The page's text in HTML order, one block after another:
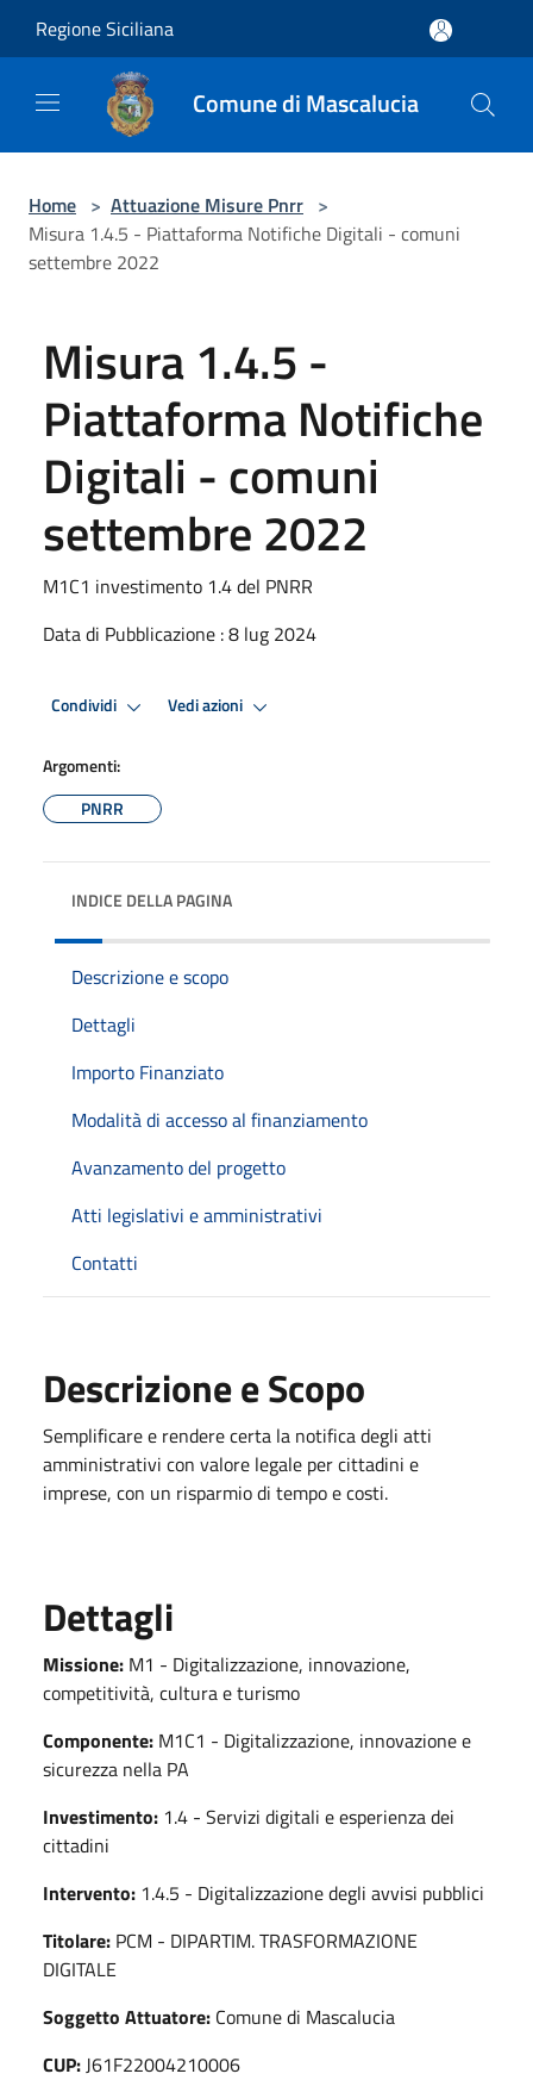
Regione Siciliana
Comune di Mascalucia
Home > Attuazione Misure Pnrr >
Misura 1.4.5 - Piattaforma Notifiche Digitali - comuni
settembre 2022
Misura 1.4.5 -
Piattaforma Notifiche
Digitali - comuni
settembre 2022
M1C1 investimento 1.4 del PNRR
Data di Pubblicazione : 8 lug 2024
Condividi Vedi azioni
Argomenti:
PNRR
INDICE DELLA PAGINA
Descrizione e scopo
Dettagli
Importo Finanziato
Modalità di accesso al finanziamento
Avanzamento del progetto
Atti legislativi e amministrativi
Contatti
Descrizione e Scopo
Semplificare e rendere certa la notifica degli atti
amministrativi con valore legale per cittadini e
imprese, con un risparmio di tempo e costi.
Dettagli
Missione: M1 - Digitalizzazione, innovazione,
competitività, cultura e turismo
Componente: M1C1 - Digitalizzazione, innovazione e
sicurezza nella PA
Investimento: 1.4 - Servizi digitali e esperienza dei
cittadini
Intervento: 1.4.5 - Digitalizzazione degli avvisi pubblici
Titolare: PCM - DIPARTIM. TRASFORMAZIONE
DIGITALE
Soggetto Attuatore: Comune di Mascalucia
CUP: J61F22004210006